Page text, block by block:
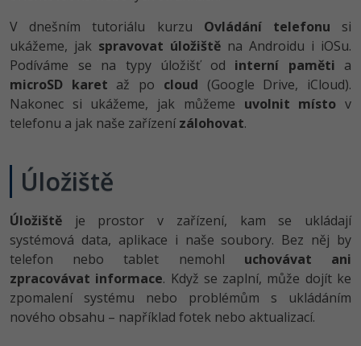
Objektové programování - OOP
Umělá inteligence
HTML5, CSS3, Bootstrap, SEO
Testování a verzování
React
Spring
ASP.NET MVC
C# .NET
Java
PHP
Python
HTML / CSS
UML a návrhové vzory
MySQL/MariaDB
MS-SQL
Front-end developer
Vývojář mobilních aplikací
Specialista na AI a bigdata
Webdesigner
Tester
Systémový administrátor
Grafik / UX/UI návrhář
C#.NET
Python -80%
JavaScript -80%
C++ -80%
Swift -80%
Kotlin -80%
-80%
Datová analýza
Digitální gramotnost
Marketing -30%
-30%
UX
Business
Kryptoměny -25%
V dnešním tutoriálu kurzu Ovládání telefonu si
ukážeme, jak spravovat úložiště na Androidu i iOSu.
Podíváme se na typy úložišť od interní paměti a
microSD karet až po cloud (Google Drive, iCloud).
Nakonec si ukážeme, jak můžeme uvolnit místo v
telefonu a jak naše zařízenízálohovat.
Úložiště
Úložiště je prostor v zařízení, kam se ukládají
systémová data, aplikace i naše soubory. Bez něj by
telefon nebo tablet nemohl uchovávat ani
zpracovávat informace. Když se zaplní, může dojít ke
zpomalení systému nebo problémům s ukládáním
nového obsahu – například fotek nebo aktualizací.